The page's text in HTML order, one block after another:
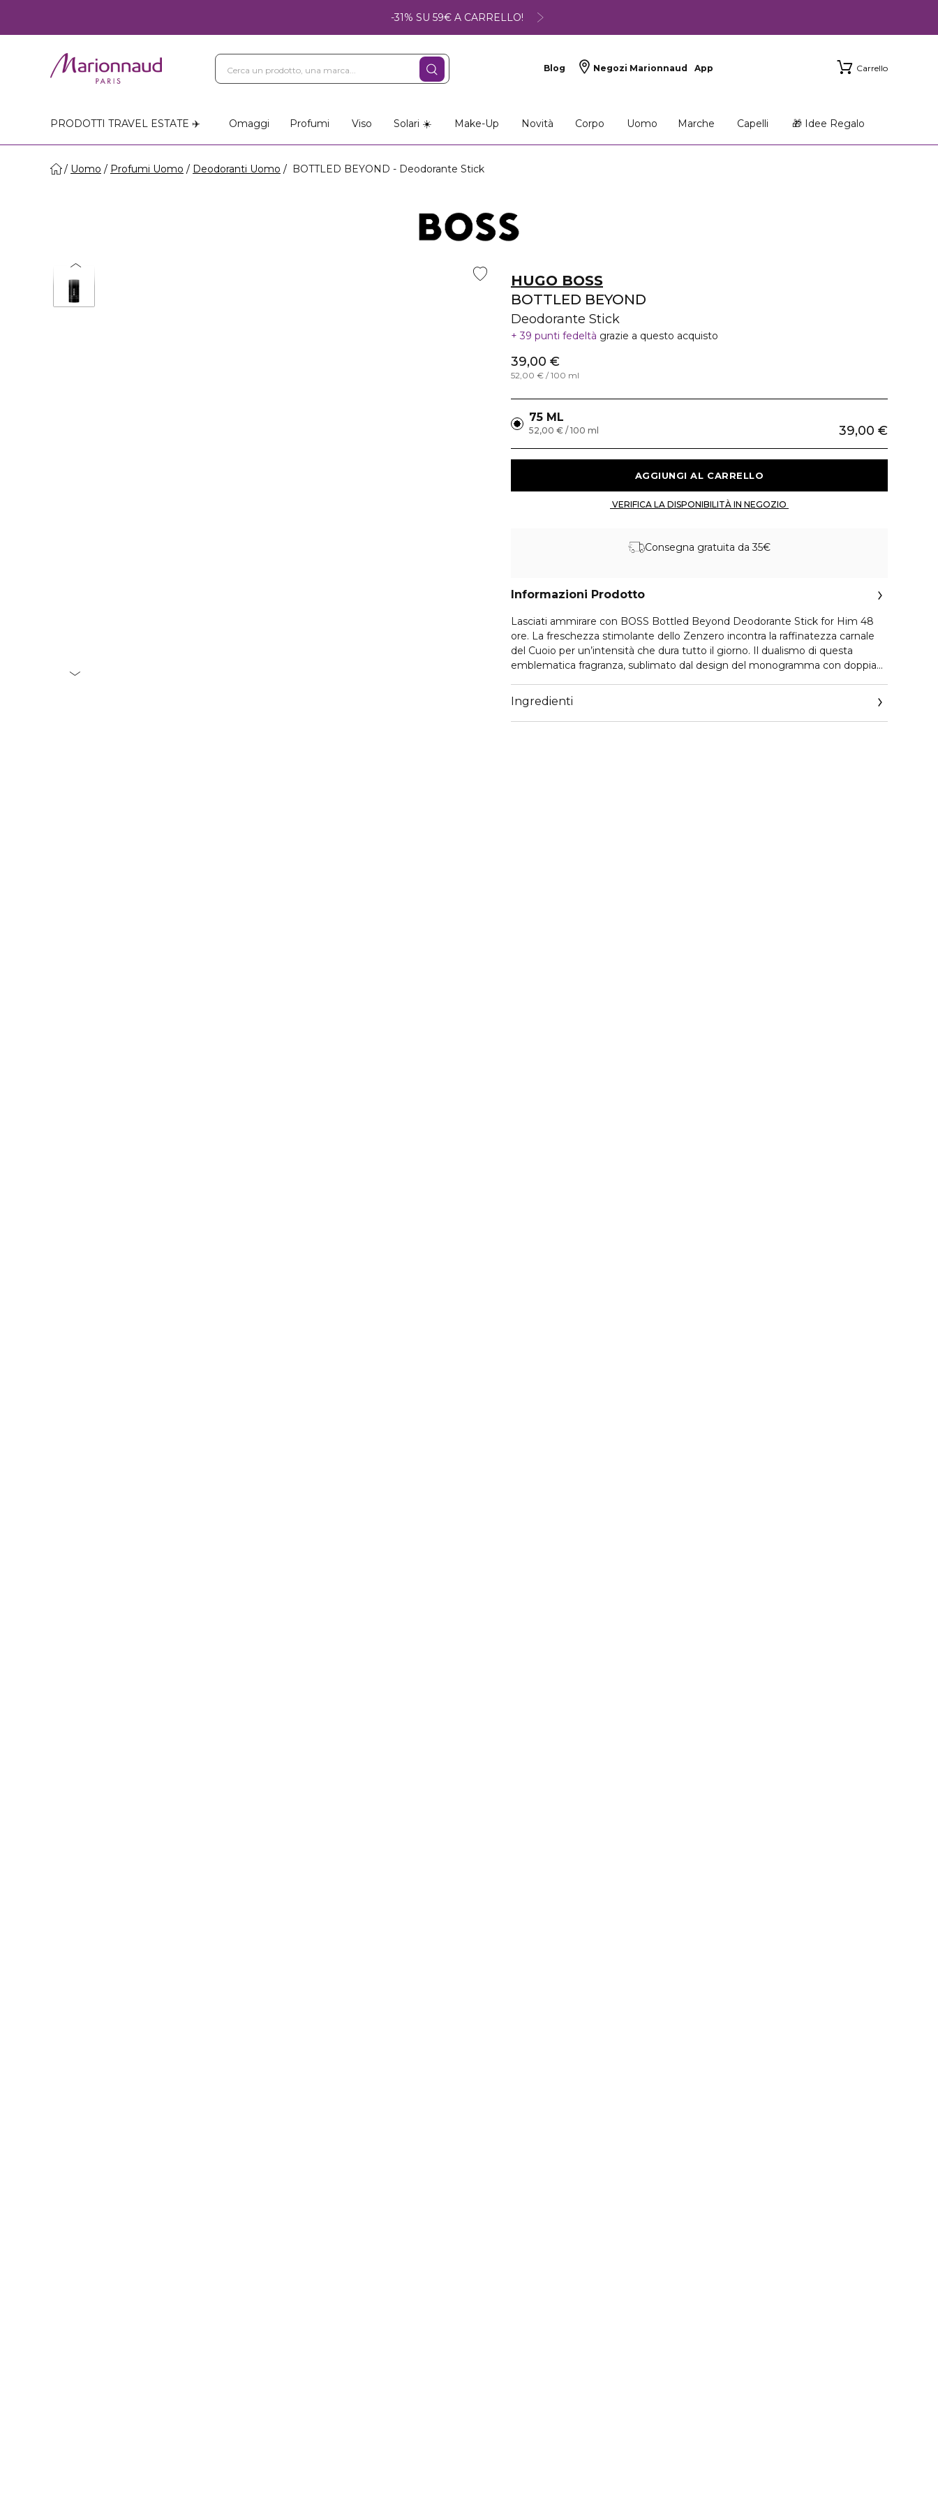
-31% SU 59€ A CARRELLO!
Blog Negozi Marionnaud App Carrello
PRODOTTI TRAVEL ESTATE ✈️ Omaggi Profumi Viso Solari ☀️ Make-Up Novità Corpo Uomo Marche Capelli 🎁 Idee Regalo
Uomo Profumi Uomo Deodoranti Uomo BOTTLED BEYOND - Deodorante Stick
HUGO BOSS
BOTTLED BEYOND
Deodorante Stick
39 punti fedeltà grazie a questo acquisto
39,00 €
52,00 € / 100 ml
75 ML
39,00 €
52,00 € / 100 ml
Consegna gratuita da 35€
Informazioni Prodotto
Lasciati ammirare con BOSS Bottled Beyond Deodorante Stick for Him 48
ore. La freschezza stimolante dello Zenzero incontra la raffinatezza carnale
del Cuoio per un’intensità che dura tutto il giorno. Il dualismo di questa
emblematica fragranza, sublimato dal design del monogramma con doppia
deodorante stick offre fino a 48 ore di protezione efficace, aiutandoti a
sentirti sicuro di te per tutto il giorno. La sua formula avanzata offre un
risultato impalpabile effetto seconda pelle e la sua ottima tollerabilità cutanea
Ingredienti